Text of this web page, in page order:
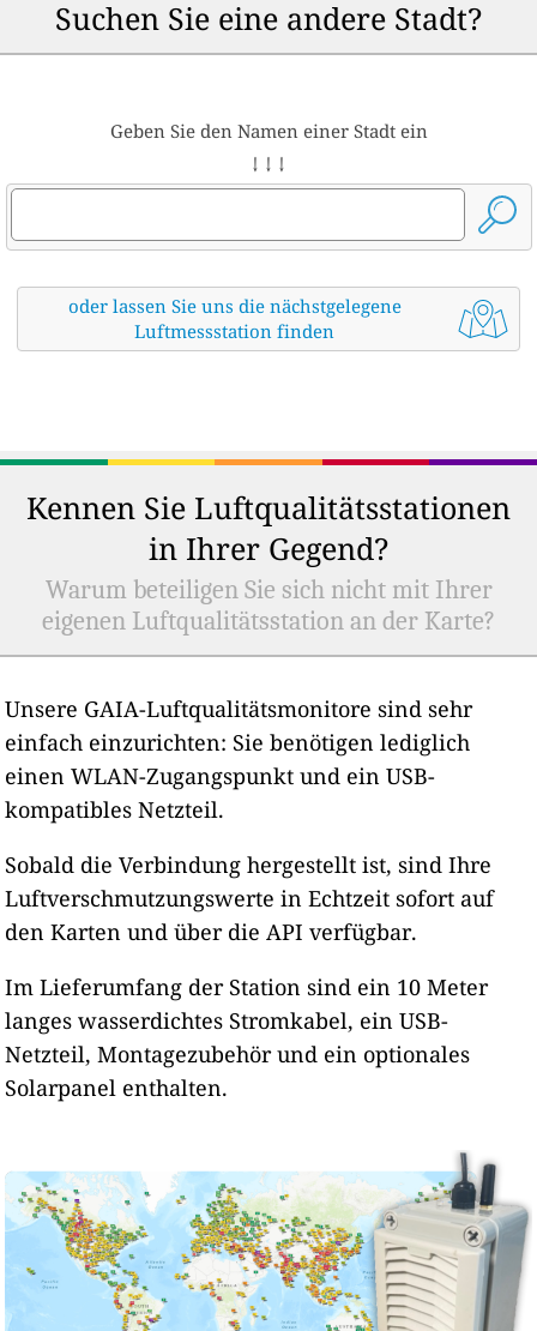
Suchen Sie eine andere Stadt?
Geben Sie den Namen einer Stadt ein
↓ ↓ ↓
oder lassen Sie uns die nächstgelegene
Luftmessstation finden
Kennen Sie Luftqualitätsstationen
in Ihrer Gegend?
Warum beteiligen Sie sich nicht mit Ihrer
eigenen Luftqualitätsstation an der Karte?
Unsere GAIA-Luftqualitätsmonitore sind sehr
einfach einzurichten: Sie benötigen lediglich
einen WLAN-Zugangspunkt und ein USB-
kompatibles Netzteil.
Sobald die Verbindung hergestellt ist, sind Ihre
Luftverschmutzungswerte in Echtzeit sofort auf
den Karten und über die API verfügbar.
Im Lieferumfang der Station sind ein 10 Meter
langes wasserdichtes Stromkabel, ein USB-
Netzteil, Montagezubehör und ein optionales
Solarpanel enthalten.